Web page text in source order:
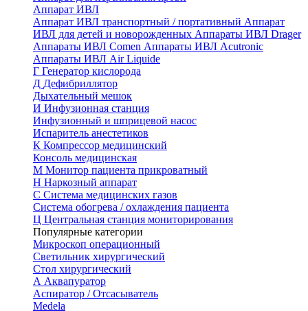
Аппарат ИВЛ
Аппарат ИВЛ транспортный / портативный Аппарат
ИВЛ для детей и новорожденных Аппараты ИВЛ Drager
Аппараты ИВЛ Comen Аппараты ИВЛ Acutronic
Аппараты ИВЛ Air Liquide
Г Генератор кислорода
Д Дефибриллятор
Дыхательный мешок
И Инфузионная станция
Инфузионный и шприцевой насос
Испаритель анестетиков
К Компрессор медицинский
Консоль медицинская
М Монитор пациента прикроватный
Н Наркозный аппарат
С Система медицинских газов
Система обогрева / охлаждения пациента
Ц Центральная станция мониторирования
Популярные категории
Микроскоп операционный
Светильник хирургический
Стол хирургический
А Аквапуратор
Аспиратор / Отсасыватель
Medela